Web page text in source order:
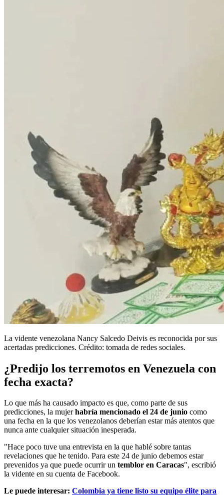
La vidente venezolana Nancy Salcedo Deivis es reconocida por sus
acertadas predicciones. Crédito: tomada de redes sociales.
¿Predijo los terremotos en Venezuela con
fecha exacta?
Lo que más ha causado impacto es que, como parte de sus
predicciones, la mujerhabría mencionado el 24 de junio como
una fecha en la que los venezolanos deberían estar más atentos que
nunca ante cualquier situación inesperada.
"Hace poco tuve una entrevista en la que hablé sobre tantas
revelaciones que he tenido. Para este 24 de junio debemos estar
prevenidos ya que puede ocurrir un temblor en Caracas", escribió
la vidente en su cuenta de Facebook.
Le puede interesar: Colombia ya tiene listo su equipo élite para